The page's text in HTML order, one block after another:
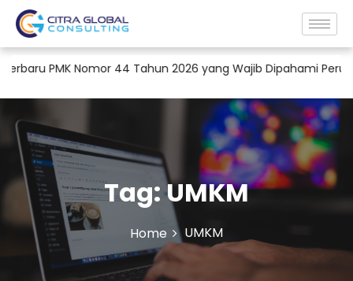
Nomor 44 Tahun 2026 yang Wajib Dipahami Perusahaan
Tag:UMKM
Home UMKM